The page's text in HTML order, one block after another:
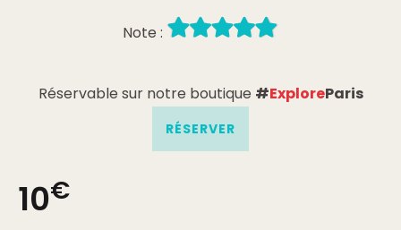
Note :
Réservable sur notre boutique #ExploreParis
RÉSERVER
10€